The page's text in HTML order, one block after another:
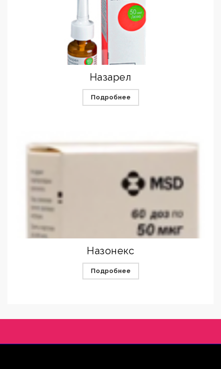
Назарел
Подробнее
Назонекс
Подробнее